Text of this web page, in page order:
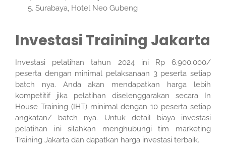
Surabaya, Hotel Neo Gubeng
Investasi Training Jakarta
Investasi pelatihan tahun 2024 ini Rp 6.900.000/
peserta dengan minimal pelaksanaan 3 peserta setiap
batch nya. Anda akan mendapatkan harga lebih
kompetitif jika pelatihan diselenggarakan secara In
House Training (IHT) minimal dengan 10 peserta setiap
angkatan/ batch nya. Untuk detail biaya investasi
pelatihan ini silahkan menghubungi tim marketing
Training Jakarta dan dapatkan harga investasi terbaik.